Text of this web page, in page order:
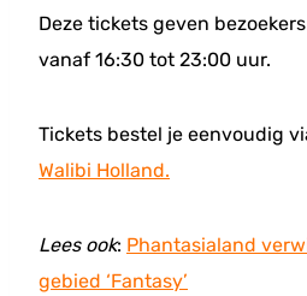
Deze tickets geven
vanaf 16:30 tot 23:00 uur.
Tickets bestel je eenvoudig
Walibi Holland.
Lees ook: Phantasialand
gebied ‘Fantasy’